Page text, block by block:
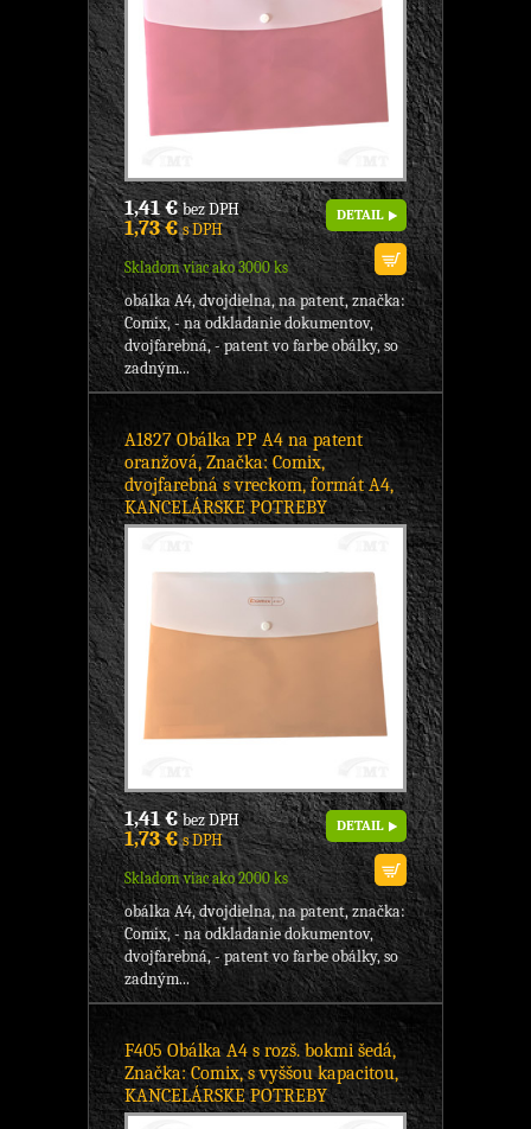
1,41 €bez DPH
1,73 €s DPH
Skladom viac ako 3000 ks
DETAIL
obálka A4, dvojdielna, na patent, značka:
Comix, - na odkladanie dokumentov,
dvojfarebná, - patent vo farbe obálky, so
zadným...
A1827 Obálka PP A4 na patent
oranžová, Značka: Comix,
dvojfarebná s vreckom, formát A4,
KANCELÁRSKE POTREBY
1,41 €bez DPH
1,73 €s DPH
Skladom viac ako 2000 ks
DETAIL
obálka A4, dvojdielna, na patent, značka:
Comix, - na odkladanie dokumentov,
dvojfarebná, - patent vo farbe obálky, so
zadným...
F405 Obálka A4 s rozš. bokmi šedá,
Značka: Comix, s vyššou kapacitou,
KANCELÁRSKE POTREBY